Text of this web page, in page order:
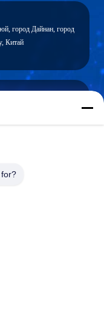
город Дайнан, город
Китай